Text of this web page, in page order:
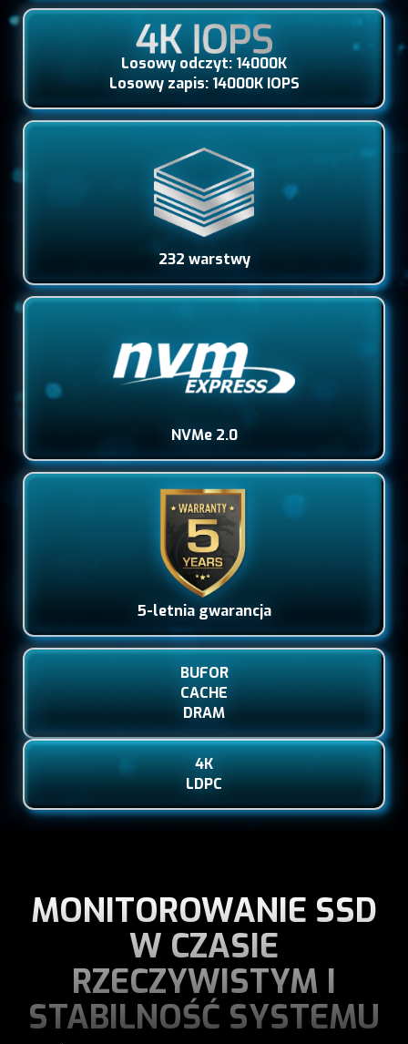
Losowy odczyt: 14000K
Losowy zapis: 14000K IOPS
232 warstwy
NVMe 2.0
5-letnia gwarancja
BUFOR
CACHE
DRAM
4K
LDPC
MONITOROWANIE SSD
W CZASIE
RZECZYWISTYM I
STABILNOŚĆ SYSTEMU